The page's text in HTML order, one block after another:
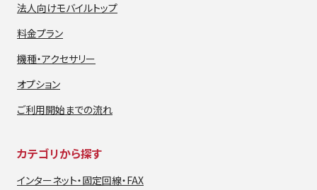
法人向けモバイルトップ
料金プラン
機種・アクセサリー
オプション
ご利用開始までの流れ
カテゴリから探す
インターネット・固定回線・FAX